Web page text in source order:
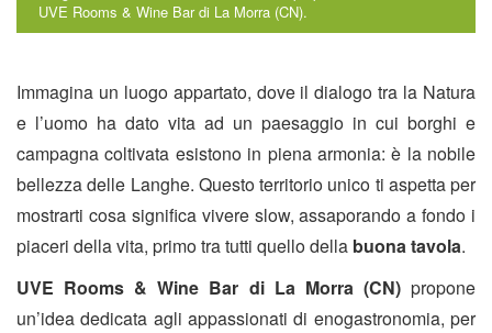
UVE Rooms & Wine Bar di La Morra (CN).
Immagina un luogo appartato, dove il dialogo tra la Natura
e l’uomo ha dato vita ad un paesaggio in cui borghi e
campagna coltivata esistono in piena armonia: è la nobile
bellezza delle Langhe. Questo territorio unico ti aspetta per
mostrarti cosa significa vivere slow, assaporando a fondo i
piaceri della vita, primo tra tutti quello della buona tavola.
UVE Rooms & Wine Bar di La Morra (CN) propone
un’idea dedicata agli appassionati di enogastronomia, per